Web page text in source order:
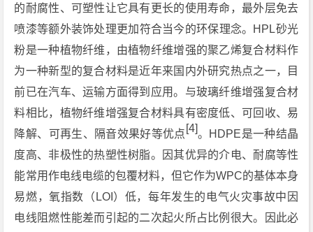
的耐腐性、可塑性让它具有更长的使用寿命，最外层免去
喷漆等额外装饰处理更加符合当今的环保理念。HPL砂光
粉是一种植物纤维，由植物纤维增强的聚乙烯复合材料作
为一种新型的复合材料是近年来国内外研究热点之一，目
前已在汽车、运输方面得到应用。与玻璃纤维增强复合材
料相比，植物纤维增强复合材料具有密度低、可回收、易
降解、可再生、隔音效果好等优点 [4]。HDPE是一种结晶
度高、非极性的热塑性树脂。因其优异的介电、耐腐等性
能常用作电线电缆的包覆材料，但它作为WPC的基体本身
易燃，氧指数（LOI）低，每年发生的电气火灾事故中因
电线阻燃性能差而引起的二次起火所占比例很大。因此必